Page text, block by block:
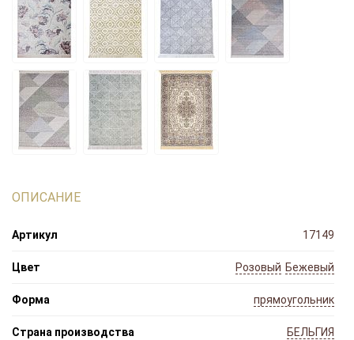
ОПИСАНИЕ
Артикул 17149
Цвет Бежевый
Розовый
Форма прямоугольник
Страна производства БЕЛЬГИЯ